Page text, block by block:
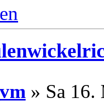
vm » Sa 16.